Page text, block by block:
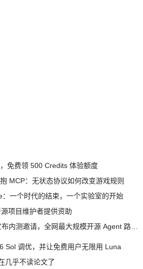
免费领 500 Credits 体验额度
MCP：无状态协议如何改变游戏规则
一个时代的结束，一个实验室的开始
项目维护者提供资助
Sol 调优，并让免费用户无限用 Luna
几乎不读论文了